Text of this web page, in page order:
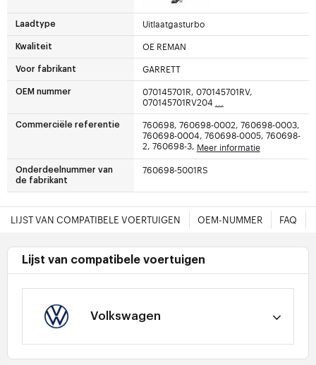
Laadtype Uitlaatgasturbo
Kwaliteit OE REMAN
Voor fabrikant GARRETT
OEM nummer
070145701R, 070145701RV,
070145701RV204 ...
Commerciële referentie
760698, 760698-0002, 760698-0003,
760698-0004, 760698-0005, 760698-
2, 760698-3, Meer informatie
Onderdeelnummer van
de fabrikant
760698-5001RS
LIJST VAN COMPATIBELE VOERTUIGEN OEM-NUMMER FAQ
Lijst van compatibele voertuigen
Volkswagen